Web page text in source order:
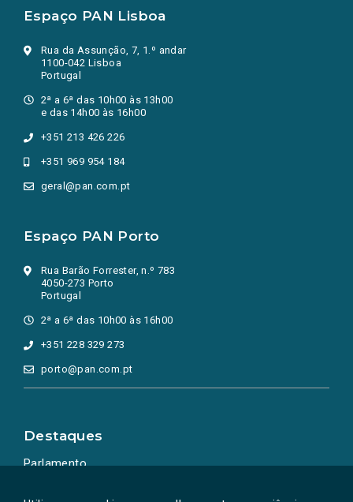
Espaço PAN Lisboa
Rua da Assunção, 7, 1.º andar
1100-042 Lisboa
Portugal
2ª a 6ª das 10h00 às 13h00
e das 14h00 às 16h00
+351 213 426 226
+351 969 954 184
geral@pan.com.pt
Espaço PAN Porto
Rua Barão Forrester, n.º 783
4050-273 Porto
Portugal
2ª a 6ª das 10h00 às 16h00
+351 228 329 273
porto@pan.com.pt
Destaques
Parlamento